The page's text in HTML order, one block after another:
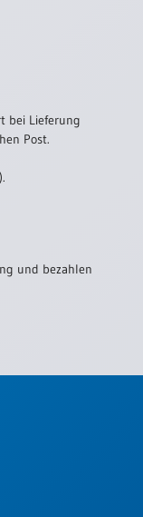
bei Lieferung
Post.
und bezahlen